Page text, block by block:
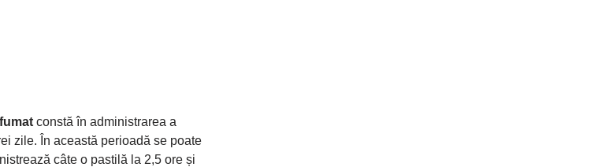
constă în administrarea a
zile. În această perioadă se poate
câte o pastilă la 2,5 ore și